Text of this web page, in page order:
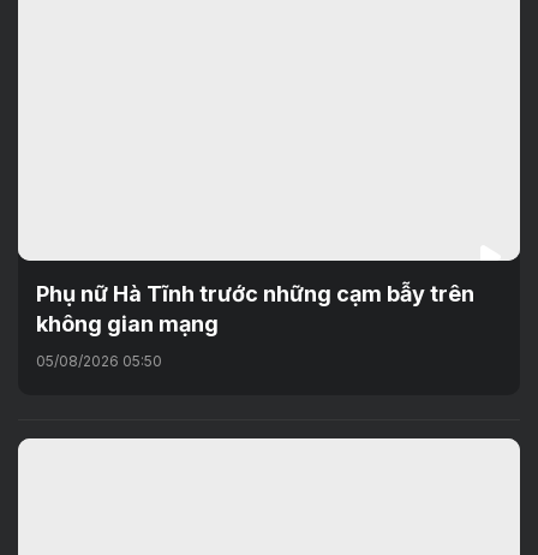
Phụ nữ Hà Tĩnh trước những cạm bẫy trên
không gian mạng
05/08/2026 05:50